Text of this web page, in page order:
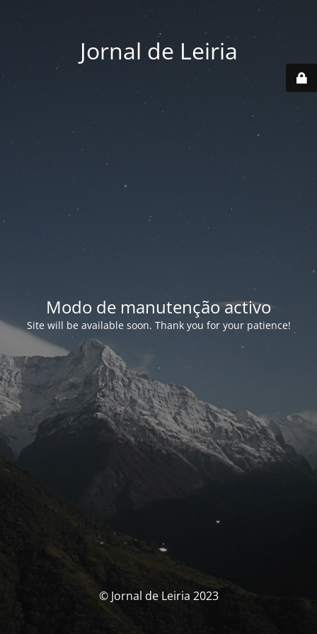
Jornal de Leiria
Modo de manutenção activo
Site will be available soon. Thank you for your patience!
© Jornal de Leiria 2023